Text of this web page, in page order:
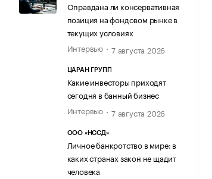
Оправдана ли консервативная
позиция на фондовом рынке в
текущих условиях
Интервью
7 августа 2026
ЦАРАН ГРУПП
Какие инвесторы приходят
сегодня в банный бизнес
Интервью
7 августа 2026
ООО «НССД»
Личное банкротство в мире: в
каких странах закон не щадит
человека